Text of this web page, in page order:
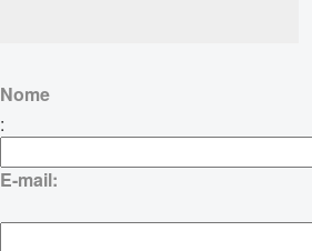
Nome
:
E-mail: